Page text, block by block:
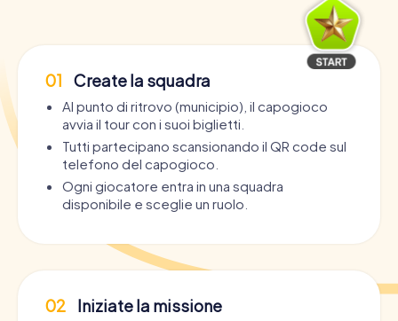
01 Create la squadra
Al punto di ritrovo (municipio), il capogioco
avvia il tour con i suoi biglietti.
Tutti partecipano scansionando il QR code sul
telefono del capogioco.
Ogni giocatore entra in una squadra
disponibile e sceglie un ruolo.
02 Iniziate la missione